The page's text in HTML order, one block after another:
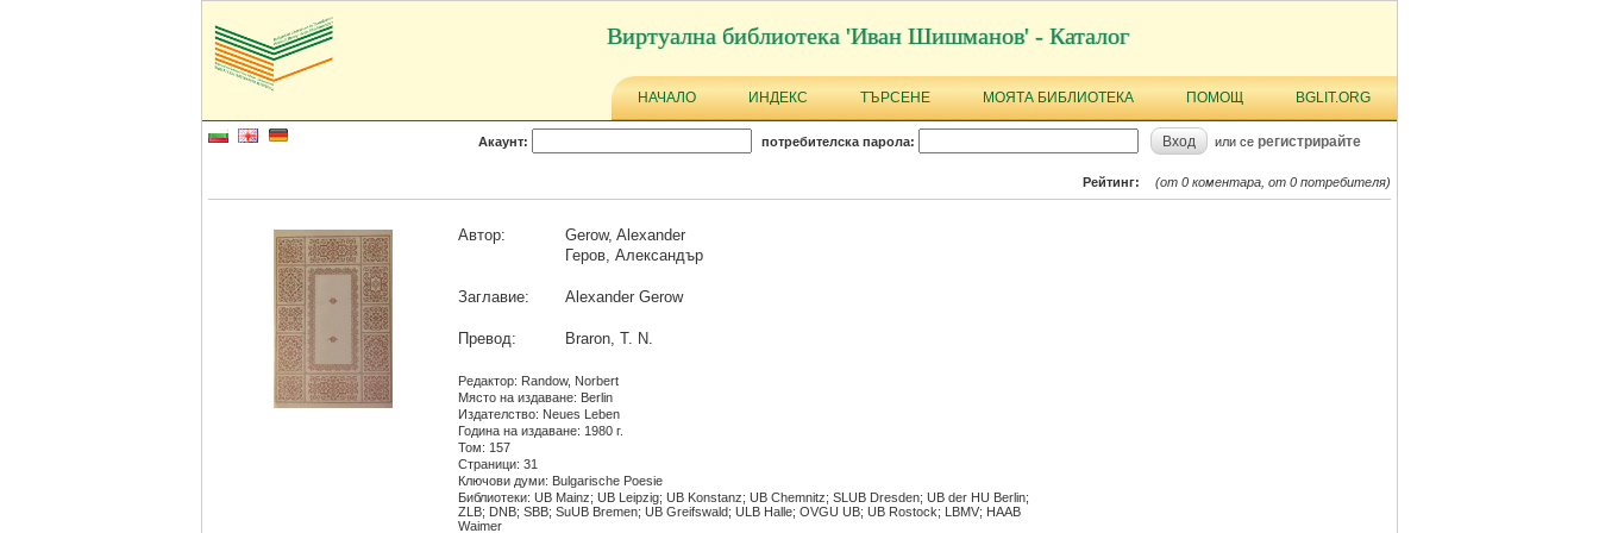
Виртуална библиотека 'Иван Шишманов' - Каталог
НАЧАЛО ИНДЕКС ТЪРСЕНЕ МОЯТА БИБЛИОТЕКА ПОМОЩ BGLIT.ORG
Акаунт: потребителска парола: Вход или се регистрирайте
Рейтинг: (от 0 коментара, от 0 потребителя)
Автор:
Gerow, Alexander
Геров, Александър
Заглавие: Alexander Gerow
Превод: Braron, T. N.
Редактор: Randow, Norbert
Място на издаване: Berlin
Издателство: Neues Leben
Година на издаване: 1980 г.
Том: 157
Страници: 31
Ключови думи: Bulgarische Poesie
Библиотеки: UB Mainz; UB Leipzig; UB Konstanz; UB Chemnitz; SLUB Dresden; UB der HU Berlin;
ZLB; DNB; SBB; SuUB Bremen; UB Greifswald; ULB Halle; OVGU UB; UB Rostock; LBMV; HAAB
Waimer